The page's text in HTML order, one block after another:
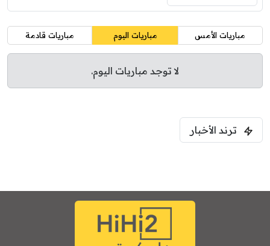
مباريات الأمس مباريات اليوم مباريات قادمة
لا توجد مباريات اليوم.
ترند الأخبار